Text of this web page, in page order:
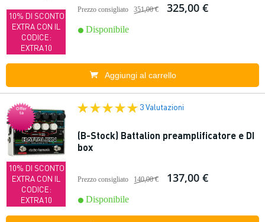
10% DI SCONTO
EXTRA CON IL
CODICE:
EXTRA10
Prezzo consigliato 351,00 € 325,00 €
Disponibile
Aggiungi al carrello
Offer
ta
10% DI SCONTO
EXTRA CON IL
CODICE:
EXTRA10
3 Valutazioni
(B-Stock) Battalion preamplificatore e DI
box
Prezzo consigliato 140,00 € 137,00 €
Disponibile